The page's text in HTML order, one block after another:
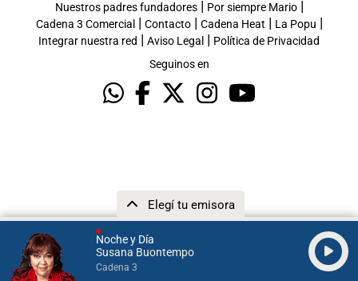
Noche y Día
Susana Buontempo
Cadena 3
Elegí tu emisora
Nuestros padres fundadores| Por siempre Mario|
Cadena 3 Comercial | Contacto| Cadena Heat | La Popu |
Integrar nuestra red | Aviso Legal | Política de Privacidad
Seguinos en